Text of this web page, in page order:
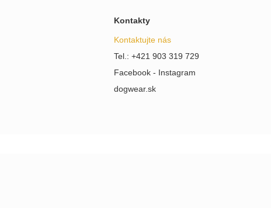
Kontakty
Kontaktujte nás
Tel.: +421 903 319 729
Facebook - Instagram
dogwear.sk